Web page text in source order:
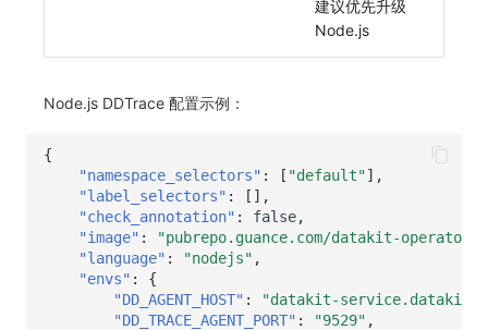
建议优先升级
Node.js
Node.js DDTrace 配置示例：
{
"namespace_selectors" : [ "default"],
"label_selectors" :
[],
"check_annotation" : false,
"image" :
"pubrepo.guance.com/datakit-
"language" : "nodejs" ,
"envs" :
{
"DD_AGENT_HOST" :
"datakit-
"DD_TRACE_AGENT_PORT" : "9529" ,